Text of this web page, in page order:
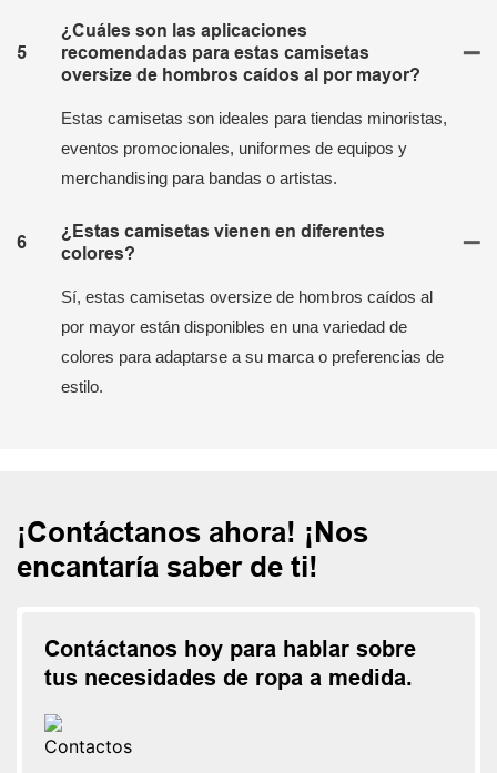
5
¿Cuáles son las aplicaciones
recomendadas para estas camisetas
oversize de hombros caídos al por mayor?
Estas camisetas son ideales para tiendas minoristas,
eventos promocionales, uniformes de equipos y
merchandising para bandas o artistas.
6
¿Estas camisetas vienen en diferentes
colores?
Sí, estas camisetas oversize de hombros caídos al
por mayor están disponibles en una variedad de
colores para adaptarse a su marca o preferencias de
estilo.
¡Contáctanos ahora! ¡Nos
encantaría saber de ti!
Contáctanos hoy para hablar sobre
tus necesidades de ropa a medida.